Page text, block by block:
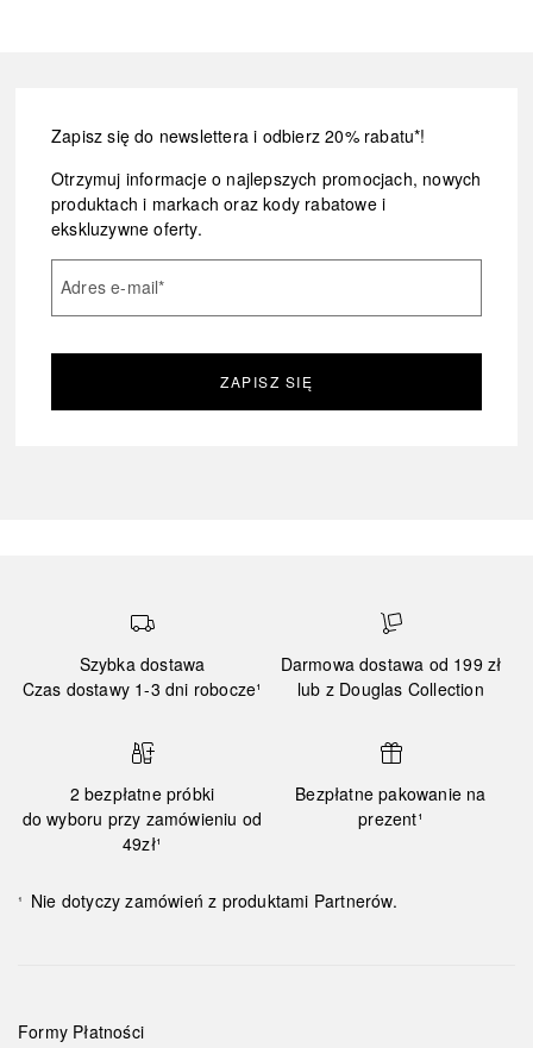
Zapisz się do newslettera i odbierz 20% rabatu*!
Otrzymuj informacje o najlepszych promocjach, nowych
produktach i markach oraz kody rabatowe i
ekskluzywne oferty.
Adres e-mail*
ZAPISZ SIĘ
Szybka dostawa
Czas dostawy 1-3 dni robocze¹
Darmowa dostawa od 199 zł
lub z Douglas Collection
2 bezpłatne próbki
do wyboru przy zamówieniu od
49zł¹
Bezpłatne pakowanie na
prezent¹
¹ Nie dotyczy zamówień z produktami Partnerów.
Formy Płatności